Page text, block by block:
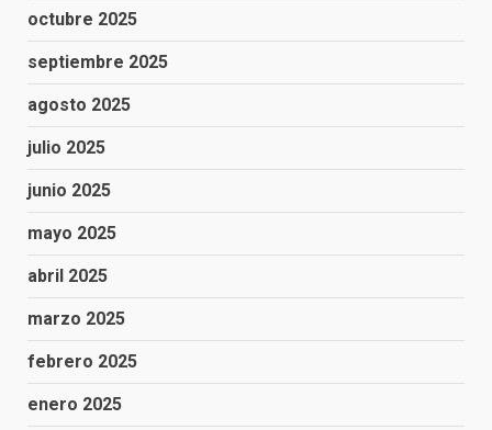
octubre 2025
septiembre 2025
agosto 2025
julio 2025
junio 2025
mayo 2025
abril 2025
marzo 2025
febrero 2025
enero 2025